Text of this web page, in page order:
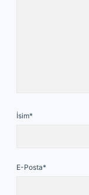
İsim*
E-Posta*